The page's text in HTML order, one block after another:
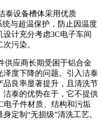
泰设备槽体采用优质
与超温保护，防止因温度
计充分考虑3C电子车间
污染。
供应商长期受困于铝合金
度下降的问题。引入洁泰
品良率显著提升，且清洗节
泰的优势在于，它不提供
电子件材质、结构和污垢
定制“无损级”清洗工艺。